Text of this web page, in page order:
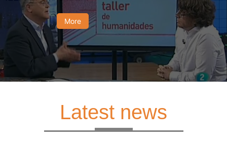
More
Latest news